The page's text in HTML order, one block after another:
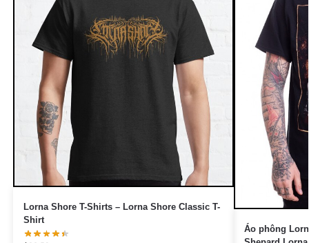
Lorna Shore T-Shirts – Lorna Shore Classic T-
Shirt
Áo phông